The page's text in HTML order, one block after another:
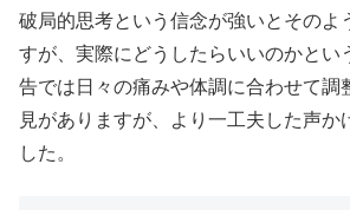
破局的思考という信念が強いとそのよ
すが、実際にどうしたらいいのかとい
告では日々の痛みや体調に合わせて調
見がありますが、より一工夫した声か
した。